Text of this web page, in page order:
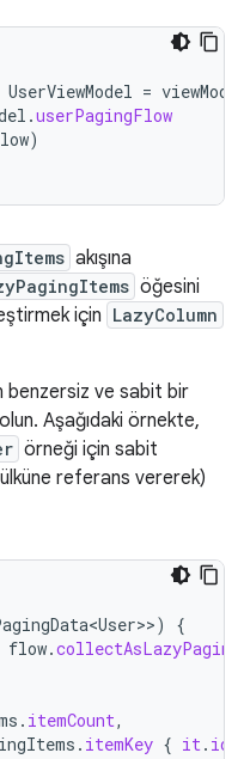
UserViewModel =
.userPagingFlow
)
akışına
öğesini
için LazyColumn
benzersiz ve sabit bir
olun. Aşağıdaki örnekte,
örneği için sabit
referans vererek)
>)
{
flow.
. itemCount,
. itemKey { it. id